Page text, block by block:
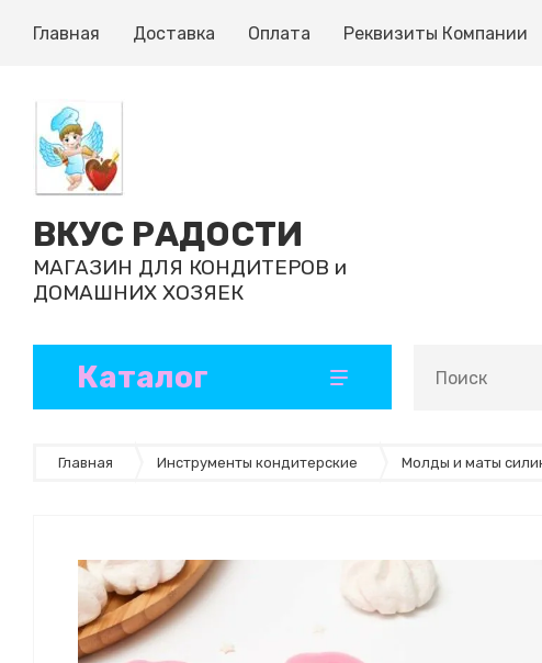
Главная Доставка Оплата Реквизиты Компании
ВКУС РАДОСТИ
МАГАЗИН ДЛЯ КОНДИТЕРОВ и
ДОМАШНИХ ХОЗЯЕК
Каталог
Главная Инструменты кондитерские Молды и маты